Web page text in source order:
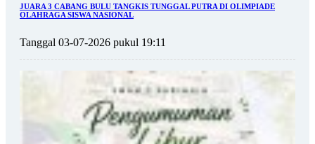
JUARA 3 CABANG BULU TANGKIS TUNGGAL PUTRA DI OLIMPIADE
OLAHRAGA SISWA NASIONAL
Tanggal 03-07-2026 pukul 19:11